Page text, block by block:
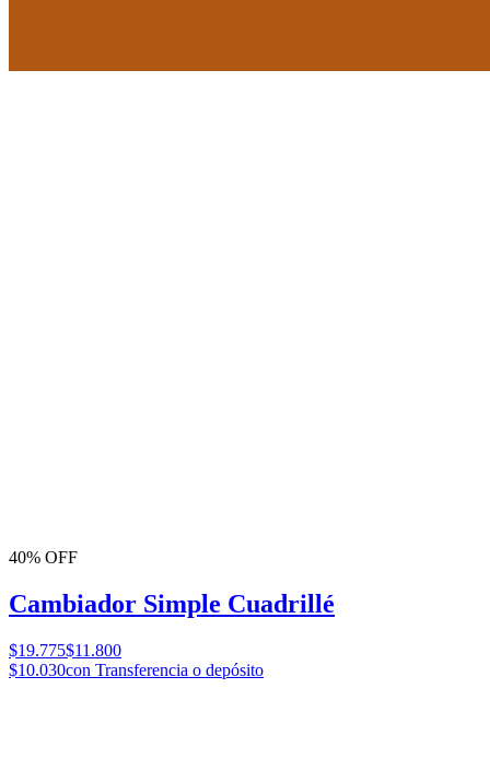
40% OFF
Cambiador Simple Cuadrillé
$19.775$11.800
$10.030con Transferencia o depósito